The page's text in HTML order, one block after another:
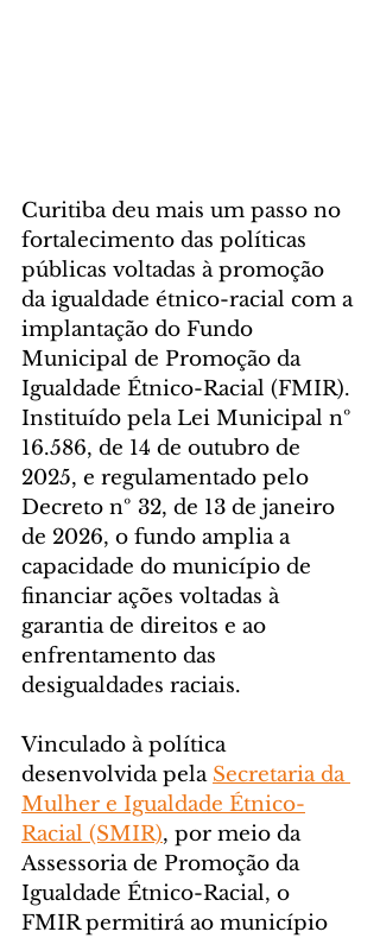
Curitiba deu mais um passo no
fortalecimento das políticas
públicas voltadas à promoção
da igualdade étnico-racial com a
implantação do Fundo
Municipal de Promoção da
Igualdade Étnico-Racial (FMIR).
Instituído pela Lei Municipal nº
16.586, de 14 de outubro de
2025, e regulamentado pelo
Decreto nº 32, de 13 de janeiro
de 2026, o fundo amplia a
capacidade do município de
financiar ações voltadas à
garantia de direitos e ao
enfrentamento das
desigualdades raciais.
Vinculado à política
desenvolvida pela Secretaria da
Mulher e Igualdade Étnico-
Racial (SMIR), por meio da
Assessoria de Promoção da
Igualdade Étnico-Racial, o
FMIR permitirá ao município